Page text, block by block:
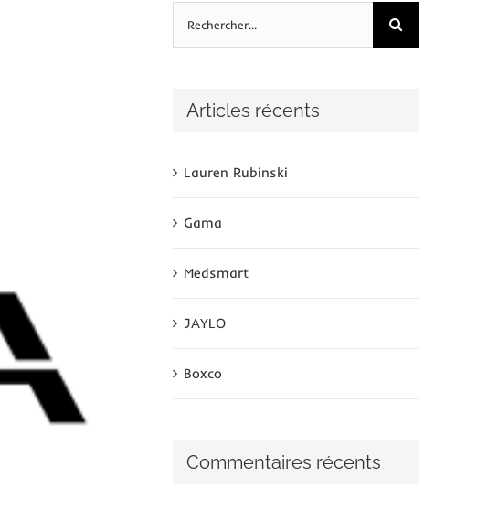
Rechercher:
Articles récents
Lauren Rubinski
Gama
Medsmart
JAYLO
Boxco
Commentaires récents